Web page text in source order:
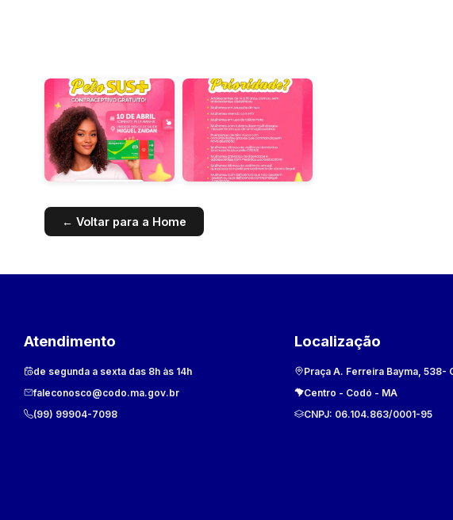
← Voltar para a Home
Atendimento
de segunda a sexta das 8h às 14h
faleconosco@codo.ma.gov.br
(99) 99904-7098
Localização
Praça A. Ferreira Bayma, 538-
Centro - Codó - MA
CNPJ: 06.104.863/0001-95